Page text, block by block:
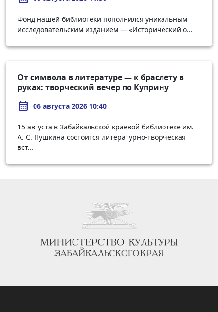
Фонд нашей библиотеки пополнился уникальным
исследовательским изданием — «Исторический о...
От символа в литературе — к браслету в
руках: творческий вечер по Куприну
calendar_month 06 августа 2026 10:40
15 августа в Забайкальской краевой библиотеке им.
А. С. Пушкина состоится литературно-творческая
вст...